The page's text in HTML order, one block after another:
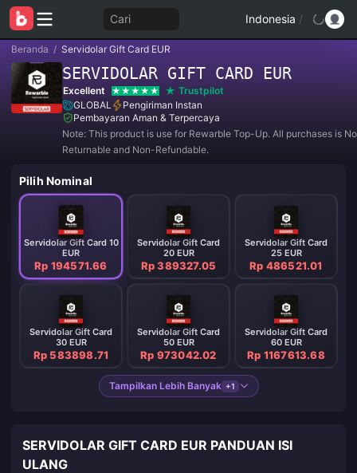
Cari Indonesia /
Beranda / Servidolar Gift Card EUR
SERVIDOLAR GIFT CARD EUR
Excellent
Trustpilot
GLOBAL
Pengiriman Instan
Pembayaran Aman & Terpercaya
Note: This product is use for Rewarble Top-Up. All purchases is
Returnable and Non-Refundable.
Pilih Nominal
Servidolar Gift Card 10
EUR
Rp 194571.66
Servidolar Gift Card
20 EUR
Rp 389327.05
Servidolar Gift Card
25 EUR
Rp 486521.01
Servidolar Gift Card
30 EUR
Rp 583898.71
Servidolar Gift Card
50 EUR
Rp 973042.02
Servidolar Gift Card
60 EUR
Rp 1167613.68
Tampilkan Lebih Banyak +1
SERVIDOLAR GIFT CARD EUR PANDUAN ISI
ULANG